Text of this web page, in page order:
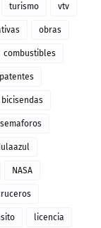
turismo vtv
obras
combustibles
patentes
bicisendas
semaforos
NASA
licencia